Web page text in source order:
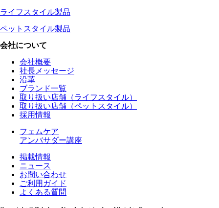
ライフスタイル製品
ペットスタイル製品
会社について
会社概要
社長メッセージ
沿革
ブランド一覧
取り扱い店舗（ライフスタイル）
取り扱い店舗（ペットスタイル）
採用情報
フェムケア
アンバサダー講座
掲載情報
ニュース
お問い合わせ
ご利用ガイド
よくある質問